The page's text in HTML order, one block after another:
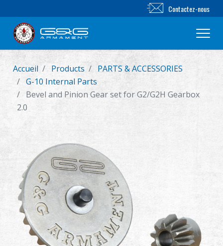
Nouveautés
FUSIL AIRSOFT
PIÈCES & ACCESSOIRES
Série BB
SYSTÈME D'ENTRAÎNEMENT
Revendeur
Contactez-nous
Accueil Products
PARTS & ACCESSORIES
G-10 Internal Parts
Bevel and Pinion Gear set for G2/G2H Gearbox
2.0